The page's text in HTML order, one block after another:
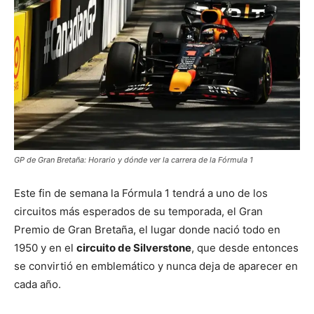
GP de Gran Bretaña: Horario y dónde ver la carrera de la Fórmula 1
Este fin de semana la Fórmula 1 tendrá a uno de los
circuitos más esperados de su temporada, el Gran
Premio de Gran Bretaña, el lugar donde nació todo en
1950 y en el circuito de Silverstone, que desde entonces
se convirtió en emblemático y nunca deja de aparecer en
cada año.